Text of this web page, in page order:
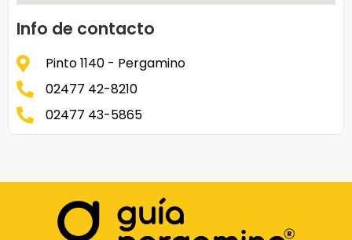
Info de contacto
Pinto 1140 - Pergamino
02477 42-8210
02477 43-5865